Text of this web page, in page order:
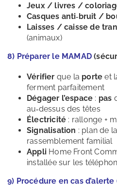
Jeux / livres /
Casques anti‑bruit /
Laisses / caisse de
(animaux)
8) Préparer le MAMAD
Vérifier que la porte et
ferment parfaitement
Dégager l’espace : pas
au‑dessus des têtes
Électricité : rallonge +
Signalisation : plan de
rassemblement familial
Appli Home Front
installée sur les
9) Procédure en cas